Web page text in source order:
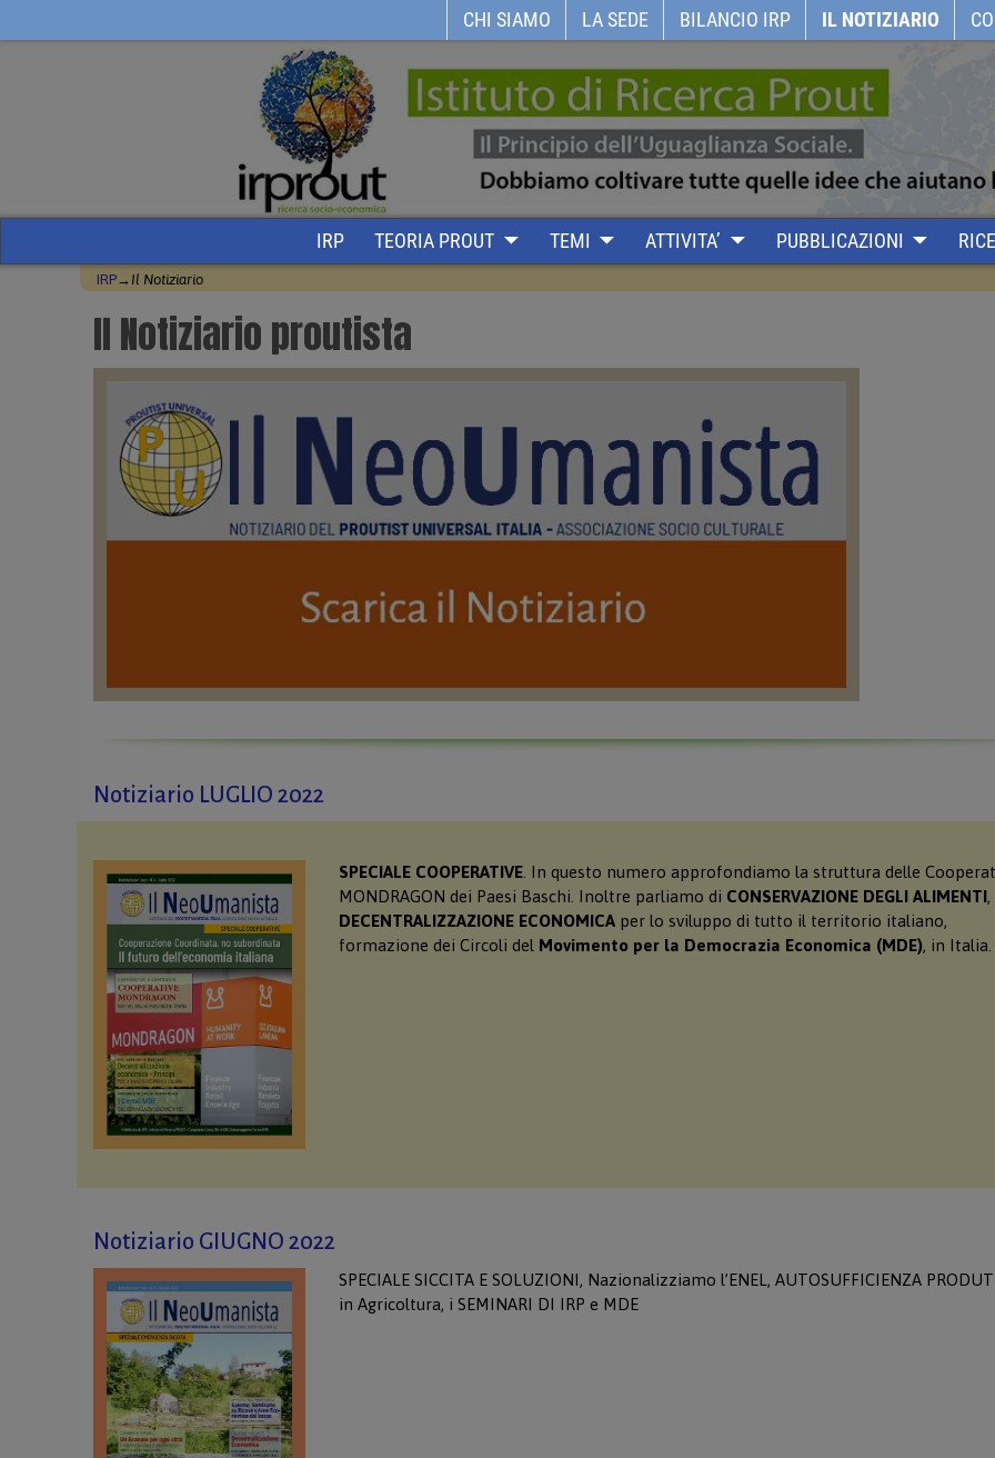
CHI SIAMO LA SEDE BILANCIO IRP IL NOTIZIARIO
IRP TEORIA PROUT TEMI ATTIVITA’ PUBBLICAZIONI
IRP→ Il Notiziario
Il Notiziario proutista
Notiziario LUGLIO 2022
SPECIALE COOPERATIVE. In questo numero approfondiamo la struttura delle
MONDRAGON dei Paesi Baschi. Inoltre parliamo di CONSERVAZIONE DEGLI ALIMENTI,
DECENTRALIZZAZIONE ECONOMICAper lo sviluppo di tutto il territorio italiano,
formazione dei Circoli del Movimento per la Democrazia Economica (MDE), in Italia.
Notiziario GIUGNO 2022
SPECIALE SICCITA E SOLUZIONI, Nazionalizziamo l’ENEL, AUTOSUFFICIENZA
in Agricoltura, i SEMINARI DI IRP e MDE